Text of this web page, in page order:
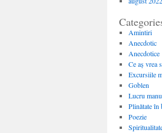
Amintiri
Anecdotic
Anecdotice
Ce aș vrea
Excursiile
Goblen
Lucru
Plinătate în
Poezie